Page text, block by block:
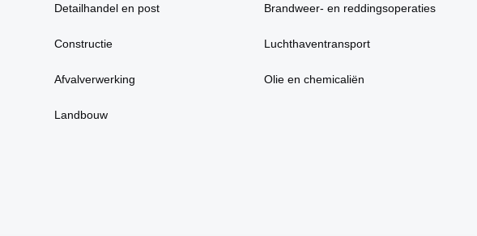
Detailhandel en post
Constructie
Afvalverwerking
Landbouw
Brandweer- en reddingsoperaties
Luchthaventransport
Olie en chemicaliën